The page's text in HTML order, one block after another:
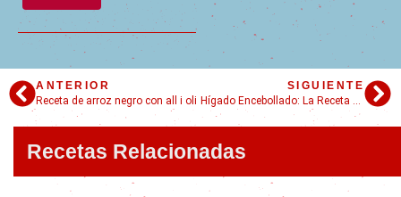
ANTERIOR
Receta de arroz negro con all i oli
SIGUIENTE
Hígado Encebollado: La Receta Tradicional que Nunca Falla en solo 4 pasos!
Recetas Relacionadas